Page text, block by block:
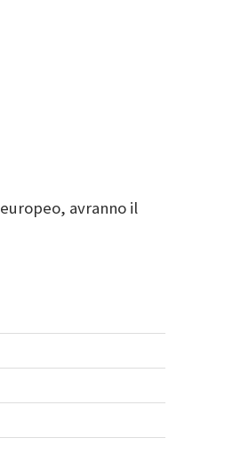
avranno il